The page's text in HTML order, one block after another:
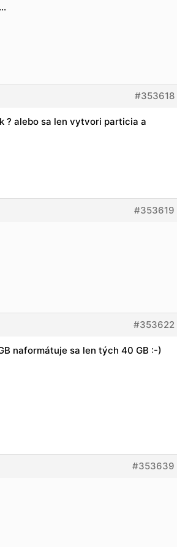
#353618
? alebo sa len vytvori particia a
#353619
#353622
naformátuje sa len tých 40 GB :-)
#353639